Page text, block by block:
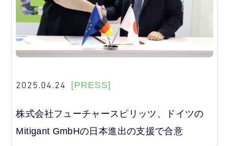
2025.04.24 [PRESS]
株式会社フューチャースピリッツ、ドイツの
Mitigant GmbHの日本進出の支援で合意